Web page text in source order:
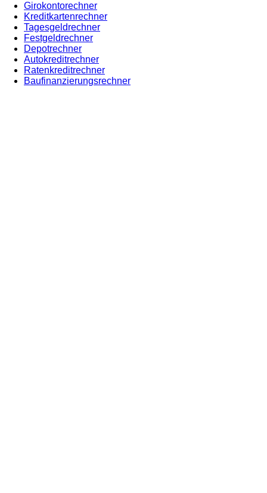
Girokontorechner
Kreditkartenrechner
Tagesgeldrechner
Festgeldrechner
Depotrechner
Autokreditrechner
Ratenkreditrechner
Baufinanzierungsrechner